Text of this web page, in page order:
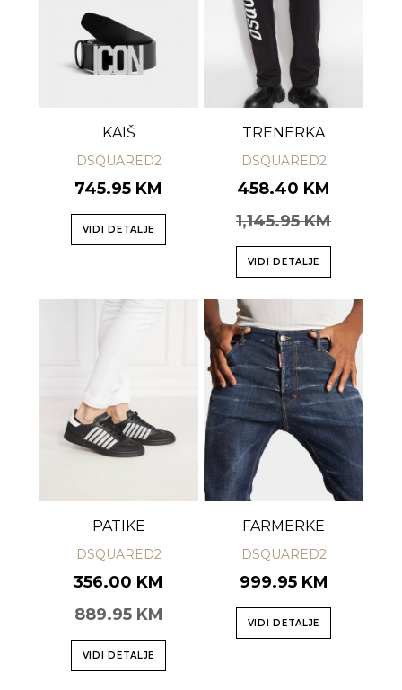
KAIŠ
DSQUARED2
745.95 KM
VIDI DETALJE
TRENERKA
DSQUARED2
458.40 KM
1,145.95 KM
VIDI DETALJE
PATIKE
DSQUARED2
356.00 KM
889.95 KM
VIDI DETALJE
FARMERKE
DSQUARED2
999.95 KM
VIDI DETALJE